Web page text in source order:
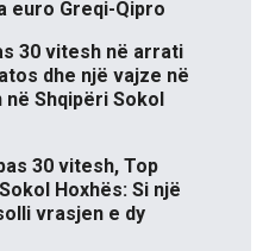
euro Greqi-Qipro
30 vitesh në arrati
dhe një vajze në
në Shqipëri Sokol
30 vitesh, Top
Hoxhës: Si një
vrasjen e dy